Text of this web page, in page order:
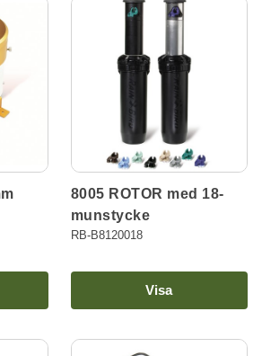
8005 ROTOR med 18-
munstycke
RB-B8120018
Visa